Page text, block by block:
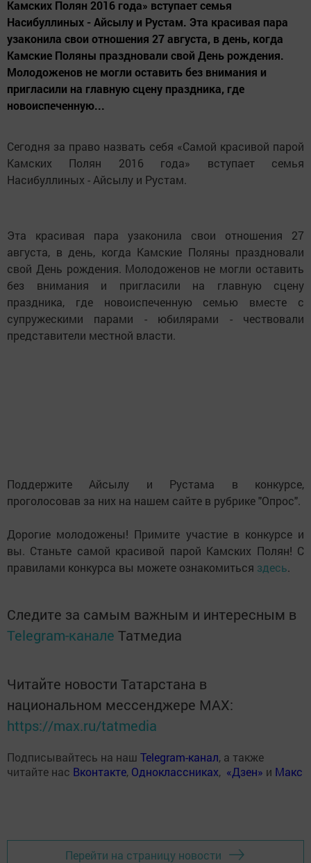
Камских Полян 2016 года» вступает семья
Насибуллиных - Айсылу и Рустам. Эта красивая пара
узаконила свои отношения 27 августа, в день, когда
Камские Поляны праздновали свой День рождения.
Молодоженов не могли оставить без внимания и
пригласили на главную сцену праздника, где
новоиспеченную...
Сегодня за право назвать себя «Самой красивой парой
Камских Полян 2016 года» вступает семья
Насибуллиных - Айсылу и Рустам.
Эта красивая пара узаконила свои отношения 27
августа, в день, когда Камские Поляны праздновали
свой День рождения. Молодоженов не могли оставить
без внимания и пригласили на главную сцену
праздника, где новоиспеченную семью вместе с
супружескими парами - юбилярами - чествовали
представители местной власти.
Поддержите Айсылу и Рустама в конкурсе,
проголосовав за них на нашем сайте в рубрике "Опрос".
Дорогие молодожены! Примите участие в конкурсе и
вы. Станьте самой красивой парой Камских Полян! С
правилами конкурса вы можете ознакомиться здесь.
Следите за самым важным и интересным в
Telegram-канале Татмедиа
Читайте новости Татарстана в
национальном мессенджере MАХ:
https://max.ru/tatmedia
Подписывайтесь на наш Telegram-канал, а также
читайте нас Вконтакте, Одноклассниках, «Дзен» и Макс
Перейти на страницу новости